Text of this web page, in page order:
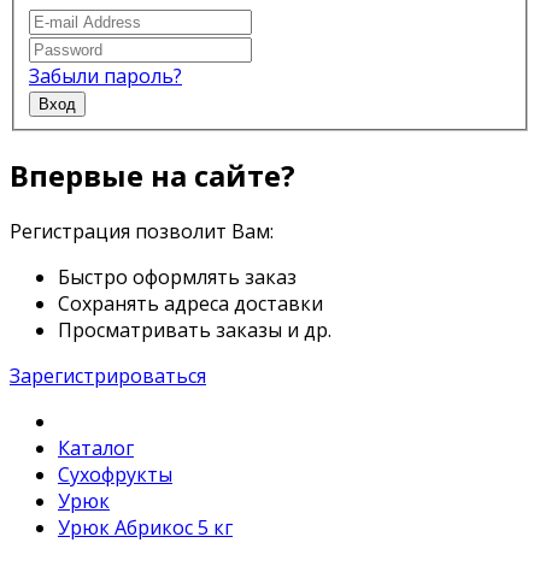
Забыли пароль?
Вход
Впервые на сайте?
Регистрация позволит Вам:
Быстро оформлять заказ
Сохранять адреса доставки
Просматривать заказы и др.
Зарегистрироваться
Каталог
Сухофрукты
Урюк
Урюк Абрикос 5 кг